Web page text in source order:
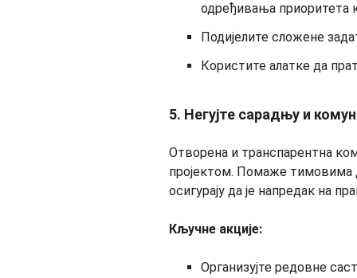
одређивања приоритета
Подијелите сложене
Користите алатке да
5. Негујте сарадњу и
Отворена и транспарентна
пројектом. Помаже тимовима
осигурају да је напредак на
Кључне акције:
Организујте редовне